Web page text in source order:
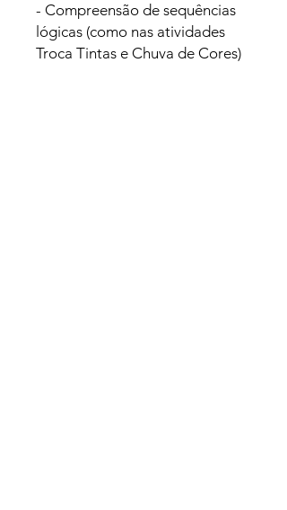
- Compreensão de sequências
lógicas (como nas atividades
Troca Tintas e Chuva de Cores)